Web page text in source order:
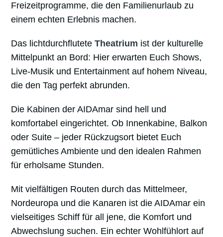
Freizeitprogramme, die den Familienurlaub zu
einem echten Erlebnis machen.
Das lichtdurchfluteteTheatrium ist der kulturelle
Mittelpunkt an Bord: Hier erwarten Euch Shows,
Live-Musik und Entertainment auf hohem Niveau,
die den Tag perfekt abrunden.
Die Kabinen der AIDAmar sind hell und
komfortabel eingerichtet. Ob Innenkabine, Balkon
oder Suite – jeder Rückzugsort bietet Euch
gemütliches Ambiente und den idealen Rahmen
für erholsame Stunden.
Mit vielfältigen Routen durch das Mittelmeer,
Nordeuropa und die Kanaren ist die AIDAmar ein
vielseitiges Schiff für all jene, die Komfort und
Abwechslung suchen. Ein echter Wohlfühlort auf